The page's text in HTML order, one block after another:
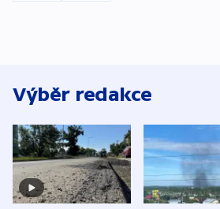
Výběr redakce